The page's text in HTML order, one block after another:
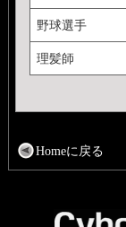
野球選手
理髪師
Homeに戻る